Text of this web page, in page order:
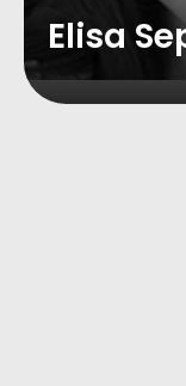
Elisa